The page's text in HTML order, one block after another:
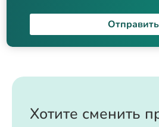
Отправить
Хотите сменить